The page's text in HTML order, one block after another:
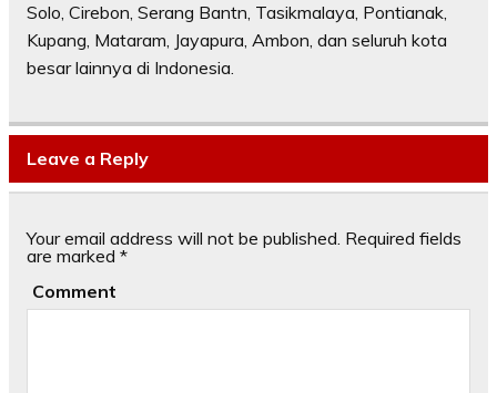
Solo, Cirebon, Serang Bantn, Tasikmalaya, Pontianak,
Kupang, Mataram, Jayapura, Ambon, dan seluruh kota
besar lainnya di Indonesia.
Leave a Reply
Your email address will not be published. Required fields
are marked *
Comment